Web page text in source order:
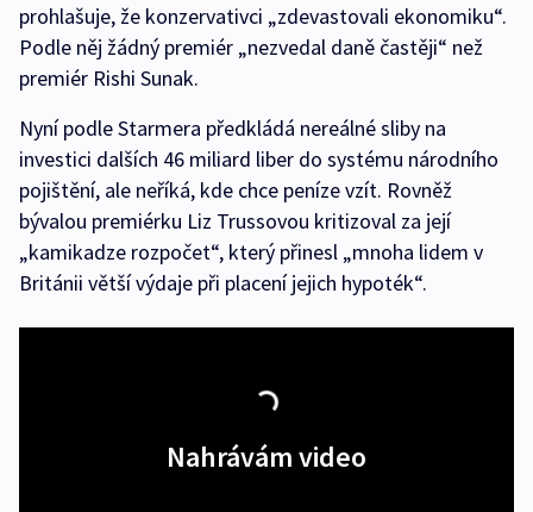
prohlašuje, že konzervativci „zdevastovali ekonomiku“.
Podle něj žádný premiér „nezvedal daně častěji“ než
premiér Rishi Sunak.
Nyní podle Starmera předkládá nereálné sliby na
investici dalších 46 miliard liber do systému národního
pojištění, ale neříká, kde chce peníze vzít. Rovněž
bývalou premiérku Liz Trussovou kritizoval za její
„kamikadze rozpočet“, který přinesl „mnoha lidem v
Británii větší výdaje při placení jejich hypoték“.
Nahrávám video